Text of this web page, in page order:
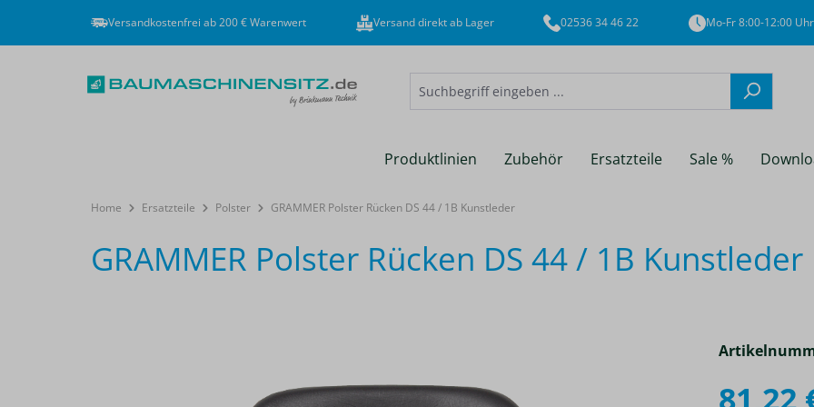
Versandkostenfrei ab 200 € Warenwert Versand direkt ab Lager 02536 34 46 22 Mo-Fr 8:00-12:00
Produktlinien Zubehör Ersatzteile Sale %
Home Ersatzteile Polster GRAMMER Polster Rücken DS 44 / 1B Kunstleder
GRAMMER Polster Rücken DS 44 / 1B Kunstleder